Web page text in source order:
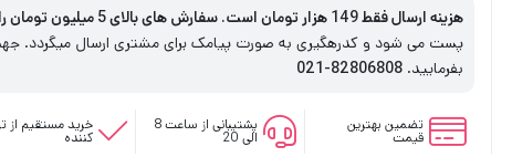
هزینه ارسال فقط 149 هزار تومان است. سفارش های بالای 5 میلیون تومان رایگان است
پست می شود و کدرهگیری به صورت پیامک برای مشتری ارسال میگردد.
بفرمایید. 82806808-021
تضمین بهترین
قیمت
پشتیبانی از ساعت 8
الی 20
خرید مستقیم از
کننده